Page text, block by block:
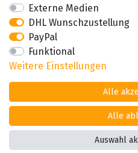
Externe Medien
DHL Wunschzustellung
PayPal
Funktional
Weitere Einstellungen
Alle
Alle
Auswahl
*Alle Preise inkl. der